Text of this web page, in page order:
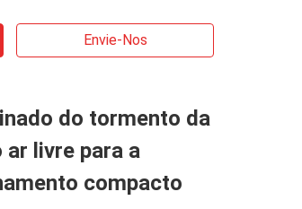
Envie-Nos
do tormento da
ar livre para a
compacto